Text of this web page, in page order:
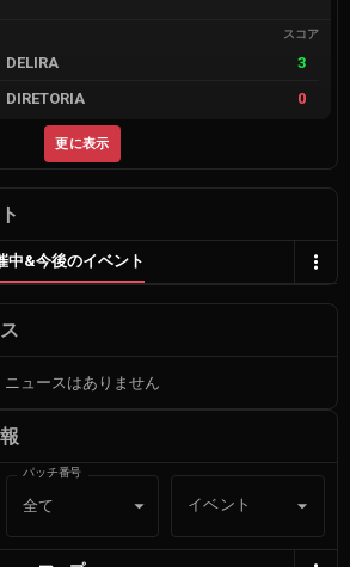
スコア
DELIRA
3
DIRETORIA
0
更に表示
中&今後のイベント
ニュースはありません
パッチ番号
全て イベント